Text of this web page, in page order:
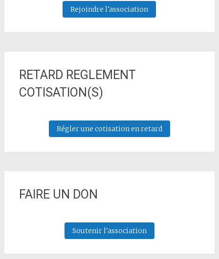
Rejoindre l'association
RETARD REGLEMENT
COTISATION(S)
Régler une cotisation en retard
FAIRE UN DON
Soutenir l'association